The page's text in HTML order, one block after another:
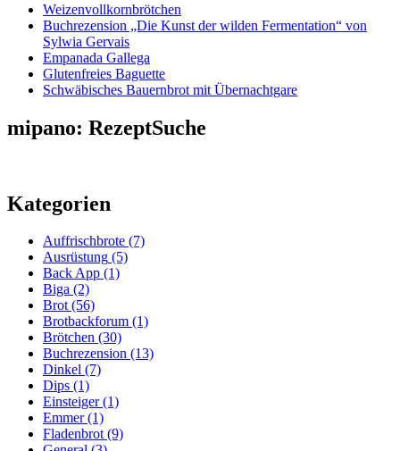
Weizenvollkornbrötchen
Buchrezension „Die Kunst der wilden Fermentation“ von
Sylwia Gervais
Empanada Gallega
Glutenfreies Baguette
Schwäbisches Bauernbrot mit Übernachtgare
mipano: RezeptSuche
Kategorien
Auffrischbrote (7)
Ausrüstung (5)
Back App (1)
Biga (2)
Brot(56)
Brotbackforum (1)
Brötchen (30)
Buchrezension (13)
Dinkel (7)
Dips (1)
Einsteiger(1)
Emmer(1)
Fladenbrot(9)